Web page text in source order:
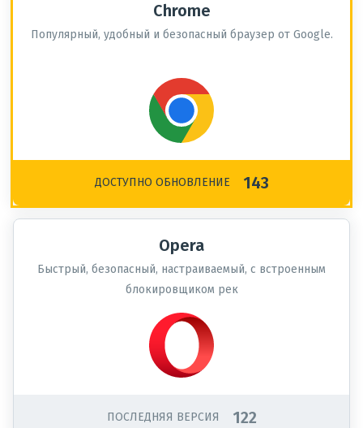
Chrome
Популярный, удобный и безопасный браузер от Google.
ДОСТУПНО ОБНОВЛЕНИЕ 143
Opera
Быстрый, безопасный, настраиваемый, с встроенным
блокировщиком рек
ПОСЛЕДНЯЯ ВЕРСИЯ 122